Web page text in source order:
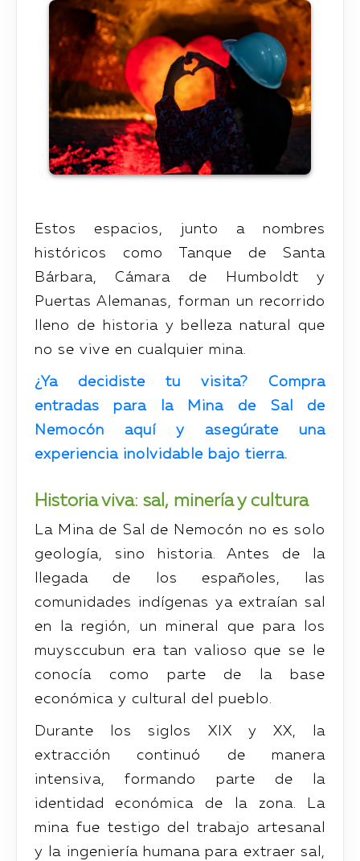
Estos espacios, junto a nombres
históricos como Tanque de Santa
Bárbara, Cámara de Humboldt y
Puertas Alemanas, forman un recorrido
lleno de historia y belleza natural que
no se vive en cualquier mina.
¿Ya decidiste tu visita? Compra
entradas para la Mina de Sal de
Nemocón aquí y asegúrate una
experiencia inolvidable bajo tierra.
Historia viva: sal, minería y cultura
La Mina de Sal de Nemocón no es solo
geología, sino historia. Antes de la
llegada de los españoles, las
comunidades indígenas ya extraían sal
en la región, un mineral que para los
muysccubun era tan valioso que se le
conocía como parte de la base
económica y cultural del pueblo.
Durante los siglos XIX y XX, la
extracción continuó de manera
intensiva, formando parte de la
identidad económica de la zona. La
mina fue testigo del trabajo artesanal
y la ingeniería humana para extraer sal,